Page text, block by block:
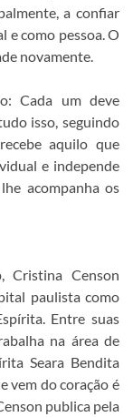
a confiar
e como pessoa. O
novamente.
Cada um deve
isso, seguindo
aquilo que
e independe
acompanha os
Cristina Censon
paulista como
Entre suas
na área de
Seara Bendita
vem do coração é
publica pela